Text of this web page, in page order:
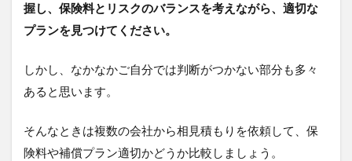
握し、保険料とリスクのバランスを考えながら、適切な
プランを見つけてください。
しかし、なかなかご自分では判断がつかない部分も多々
あると思います。
そんなときは複数の会社から相見積もりを依頼して、保
険料や補償プラン適切かどうか比較しましょう。